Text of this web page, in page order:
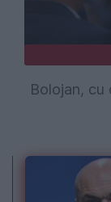
Bolojan, cu